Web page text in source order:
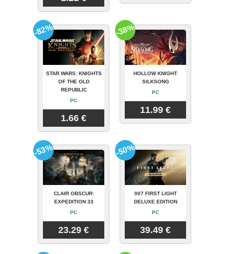
STAR WARS: KNIGHTS
OF THE OLD
REPUBLIC
PC
1.66 €
-82%
HOLLOW KNIGHT:
SILKSONG
PC
11.99 €
-38%
CLAIR OBSCUR:
EXPEDITION 33
PC
23.29 €
-53%
007 FIRST LIGHT
DELUXE EDITION
PC
39.49 €
-50%